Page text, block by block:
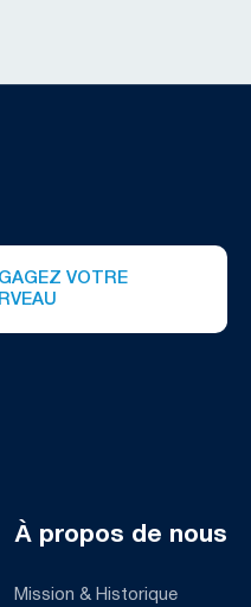
VOTRE
À propos de nous
Mission & Historique